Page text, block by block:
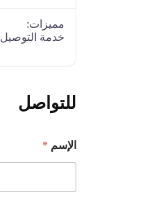
مميزات:
خدمة التوصيل
للتواصل
الإسم *